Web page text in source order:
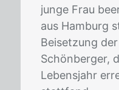
junge Frau
aus Hamburg
Beisetzung
Schönberger,
Lebensjahr